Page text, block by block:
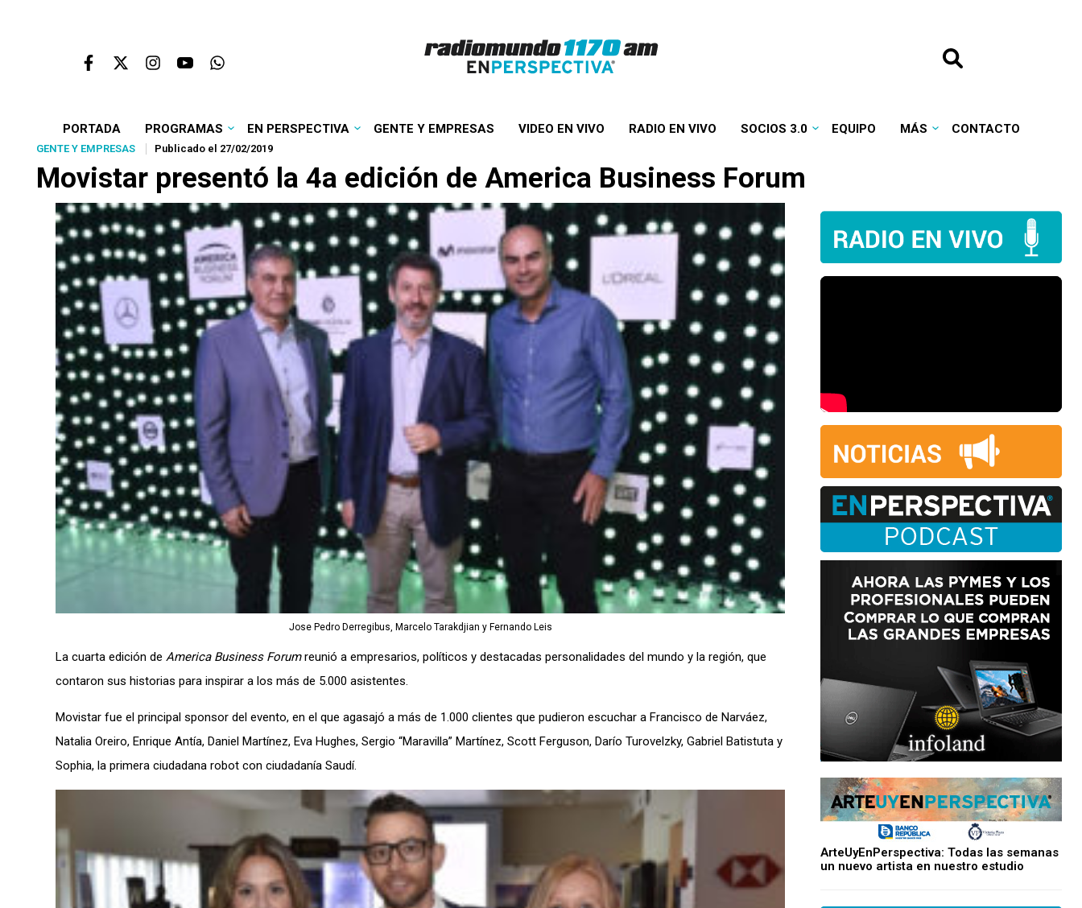
PORTADA PROGRAMAS EN PERSPECTIVA GENTE Y EMPRESAS VIDEO EN VIVO RADIO EN VIVO SOCIOS 3.0 EQUIPO MÁS CONTACTO
GENTE Y EMPRESAS Publicado el 27/02/2019
Movistar presentó la 4a edición de America Business Forum
Jose Pedro Derregibus, Marcelo Tarakdjian y Fernando Leis
La cuarta edición de America Business Forumreunió a empresarios, políticos y destacadas personalidades del mundo y la región, que
contaron sus historias para inspirar a los más de 5.000 asistentes.
Movistar fue el principal sponsor del evento, en el que agasajó a más de 1.000 clientes que pudieron escuchar a Francisco de Narváez,
Natalia Oreiro, Enrique Antía, Daniel Martínez, Eva Hughes, Sergio “Maravilla” Martínez, Scott Ferguson, Darío Turovelzky, Gabriel Batistuta y
Sophia, la primera ciudadana robot con ciudadanía Saudí.
ArteUyEnPerspectiva: Todas las semanas
un nuevo artista en nuestro estudio